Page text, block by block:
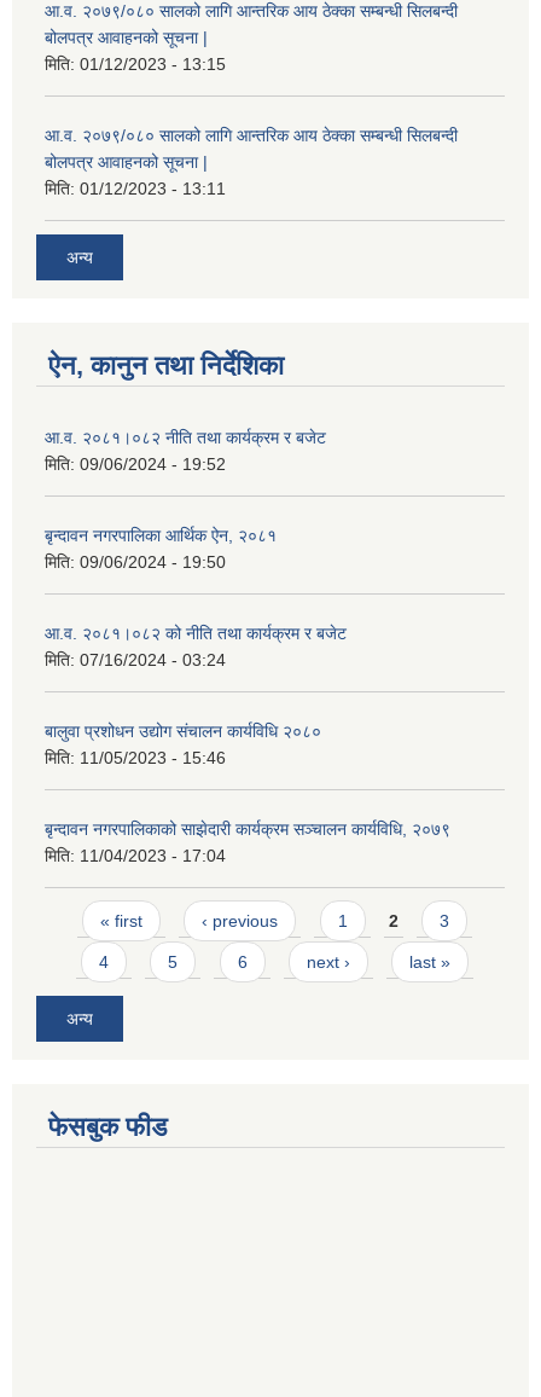
आ.व. २०७९/०८० सालको लागि आन्तरिक आय ठेक्का सम्बन्धी सिलबन्दी
बोलपत्र आवाहनको सूचना |
मिति: 01/12/2023 - 13:15
आ.व. २०७९/०८० सालको लागि आन्तरिक आय ठेक्का सम्बन्धी सिलबन्दी
बोलपत्र आवाहनको सूचना |
मिति: 01/12/2023 - 13:11
अन्य
ऐन, कानुन तथा निर्देशिका
आ.व. २०८१।०८२ नीति तथा कार्यक्रम र बजेट
मिति: 09/06/2024 - 19:52
बृन्दावन नगरपालिका आर्थिक ऐन, २०८१
मिति: 09/06/2024 - 19:50
आ.व. २०८१।०८२ को नीति तथा कार्यक्रम र बजेट
मिति: 07/16/2024 - 03:24
बालुवा प्रशोधन उद्योग संचालन कार्यविधि २०८०
मिति: 11/05/2023 - 15:46
बृन्दावन नगरपालिकाको साझेदारी कार्यक्रम सञ्चालन कार्यविधि, २०७९
मिति: 11/04/2023 - 17:04
Pages
« first ‹ previous 1 2 3
4 5 6 next › last »
अन्य
फेसबुक फीड